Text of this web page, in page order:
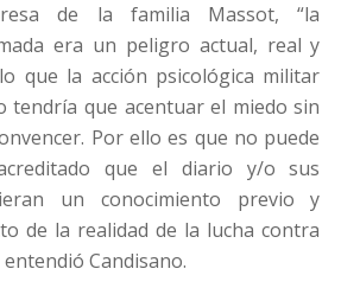
de la familia Massot, “la
era un peligro actual, real y
que la acción psicológica militar
tendría que acentuar el miedo sin
Por ello es que no puede
que el diario y/o sus
un conocimiento previo y
de la realidad de la lucha contra
Candisano.